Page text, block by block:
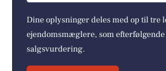
Dine oplysninger deles med op til tre
ejendomsmæglere, som
salgsvurdering.